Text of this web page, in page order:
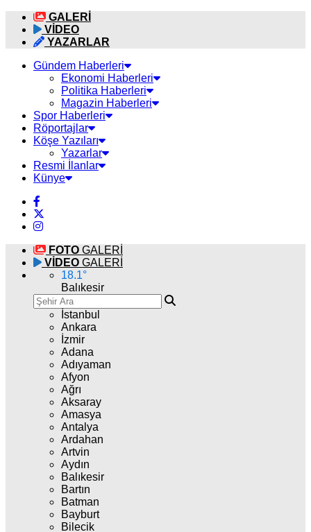
GALERİ
VİDEO
YAZARLAR
Gündem Haberleri
Ekonomi Haberleri
Politika Haberleri
Magazin Haberleri
Spor Haberleri
Röportajlar
Köşe Yazıları
Yazarlar
Resmi İlanlar
Künye
FOTO GALERİ
VİDEO GALERİ
18.1°
Balıkesir
İstanbul
Ankara
İzmir
Adana
Adıyaman
Afyon
Ağrı
Aksaray
Amasya
Antalya
Ardahan
Artvin
Aydın
Balıkesir
Bartın
Batman
Bayburt
Bilecik